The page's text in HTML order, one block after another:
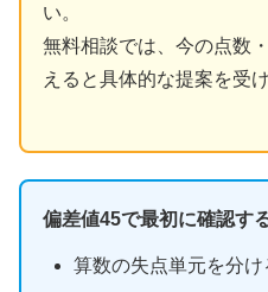
い。
無料相談では、今の点数
えると具体的な提案を受
偏差値45で最初に確認す
算数の失点単元を分け